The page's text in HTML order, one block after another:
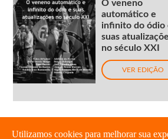
O veneno
automático e
infinito do ódio
suas
no século XXI
VER EDIÇÃO
Utilizamos cookies para melhorar sua